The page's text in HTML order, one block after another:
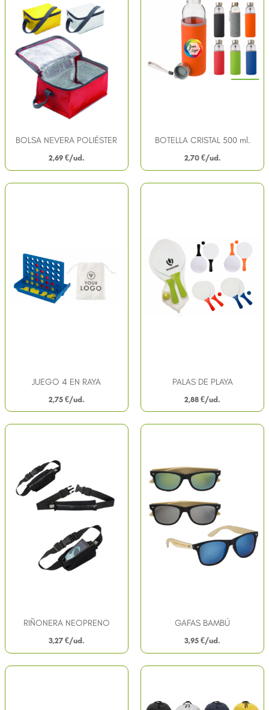
BOLSA NEVERA POLIÉSTER
2,69 €
BOTELLA CRISTAL 500 ml.
2,70 €
JUEGO 4 EN RAYA
2,75 €
PALAS DE PLAYA
2,88 €
RIÑONERA NEOPRENO
3,27 €
GAFAS BAMBÚ
3,95 €